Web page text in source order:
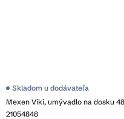
Mexen Viki, umývadlo na dosku
21054848
Skladom u dodávateľa